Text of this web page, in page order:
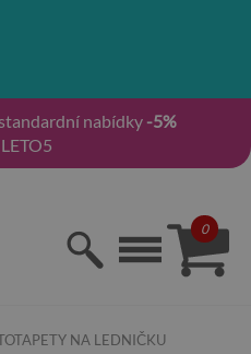
nabídky -5%
0
NA LEDNIČKU